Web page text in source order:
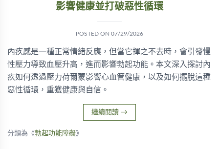
影響健康並打破惡性循環
POSTED ON 07/29/2026
內疚感是一種正常情緒反應，但當它揮之不去時，會引發慢
性壓力導致血壓升高，進而影響勃起功能。本文深入探討內
疚如何透過壓力荷爾蒙影響心血管健康，以及如何擺脫這種
惡性循環，重獲健康與自信。
繼續閱讀 →
分類為《勃起功能障礙》